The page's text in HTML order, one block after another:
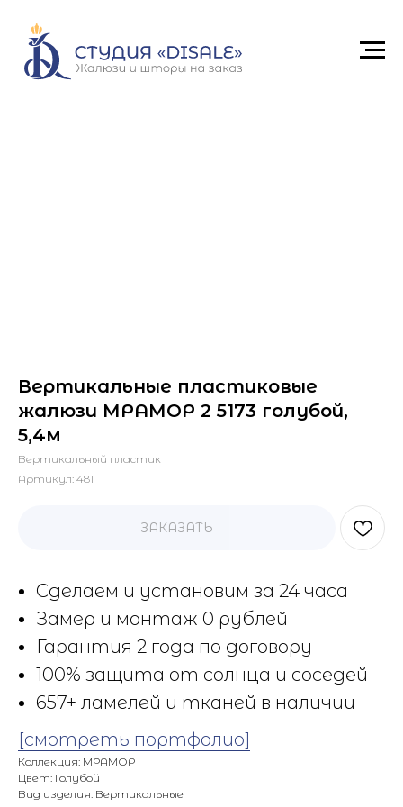
Вертикальные пластиковые
жалюзи МРАМОР 2 5173 голубой,
5,4м
Вертикальный пластик
Артикул: 481
ЗАКАЗАТЬ
Сделаем и установим за 24 часа
Замер и монтаж 0 рублей
Гарантия 2 года по договору
100% защита от солнца и соседей
657+ ламелей и тканей в наличии
[смотреть портфолио]
Коллекция: МРАМОР
Цвет: Голубой
Вид изделия: Вертикальные